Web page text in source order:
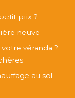
prix ?
neuve
véranda ?
au sol